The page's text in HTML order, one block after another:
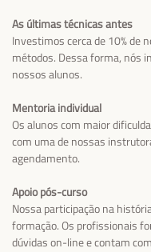
As últimas técnicas antes
Investimos cerca de 10% de
métodos. Dessa forma, nós
nossos alunos.
Mentoria individual
Os alunos com maior
com uma de nossas
agendamento.
Apoio pós-curso
Nossa participação na
formação. Os profissionais
dúvidas on-line e contam